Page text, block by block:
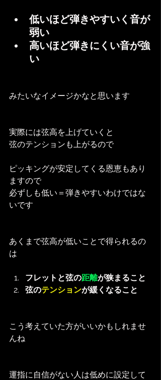
低いほど弾きやすいく音が
弱い
高いほど弾きにくい音が強
い
みたいなイメージかなと思います
実際には弦高を上げていくと
弦のテンションも上がるので
ピッキングが安定してくる恩恵もあり
ますので
必ずしも低い＝弾きやすいわけではな
いです
あくまで弦高が低いことで得られるの
は
フレットと弦の距離が狭まること
弦のテンションが緩くなること
こう考えていた方がいいかもしれませ
んね
運指に自信がない人は低めに設定して